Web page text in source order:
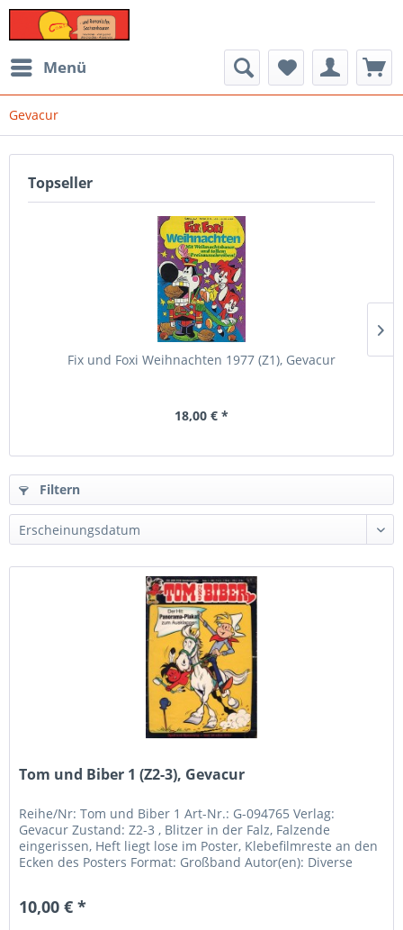
Menü
Gevacur
Topseller
Fix und Foxi Weihnachten 1977 (Z1), Gevacur
18,00 € *
Filtern
Tom und Biber 1 (Z2-3), Gevacur
Reihe/Nr: Tom und Biber 1 Art-Nr.: G-094765 Verlag:
Gevacur Zustand: Z2-3 , Blitzer in der Falz, Falzende
eingerissen, Heft liegt lose im Poster, Klebefilmreste an den
Ecken des Posters Format: Großband Autor(en): Diverse
10,00 € *